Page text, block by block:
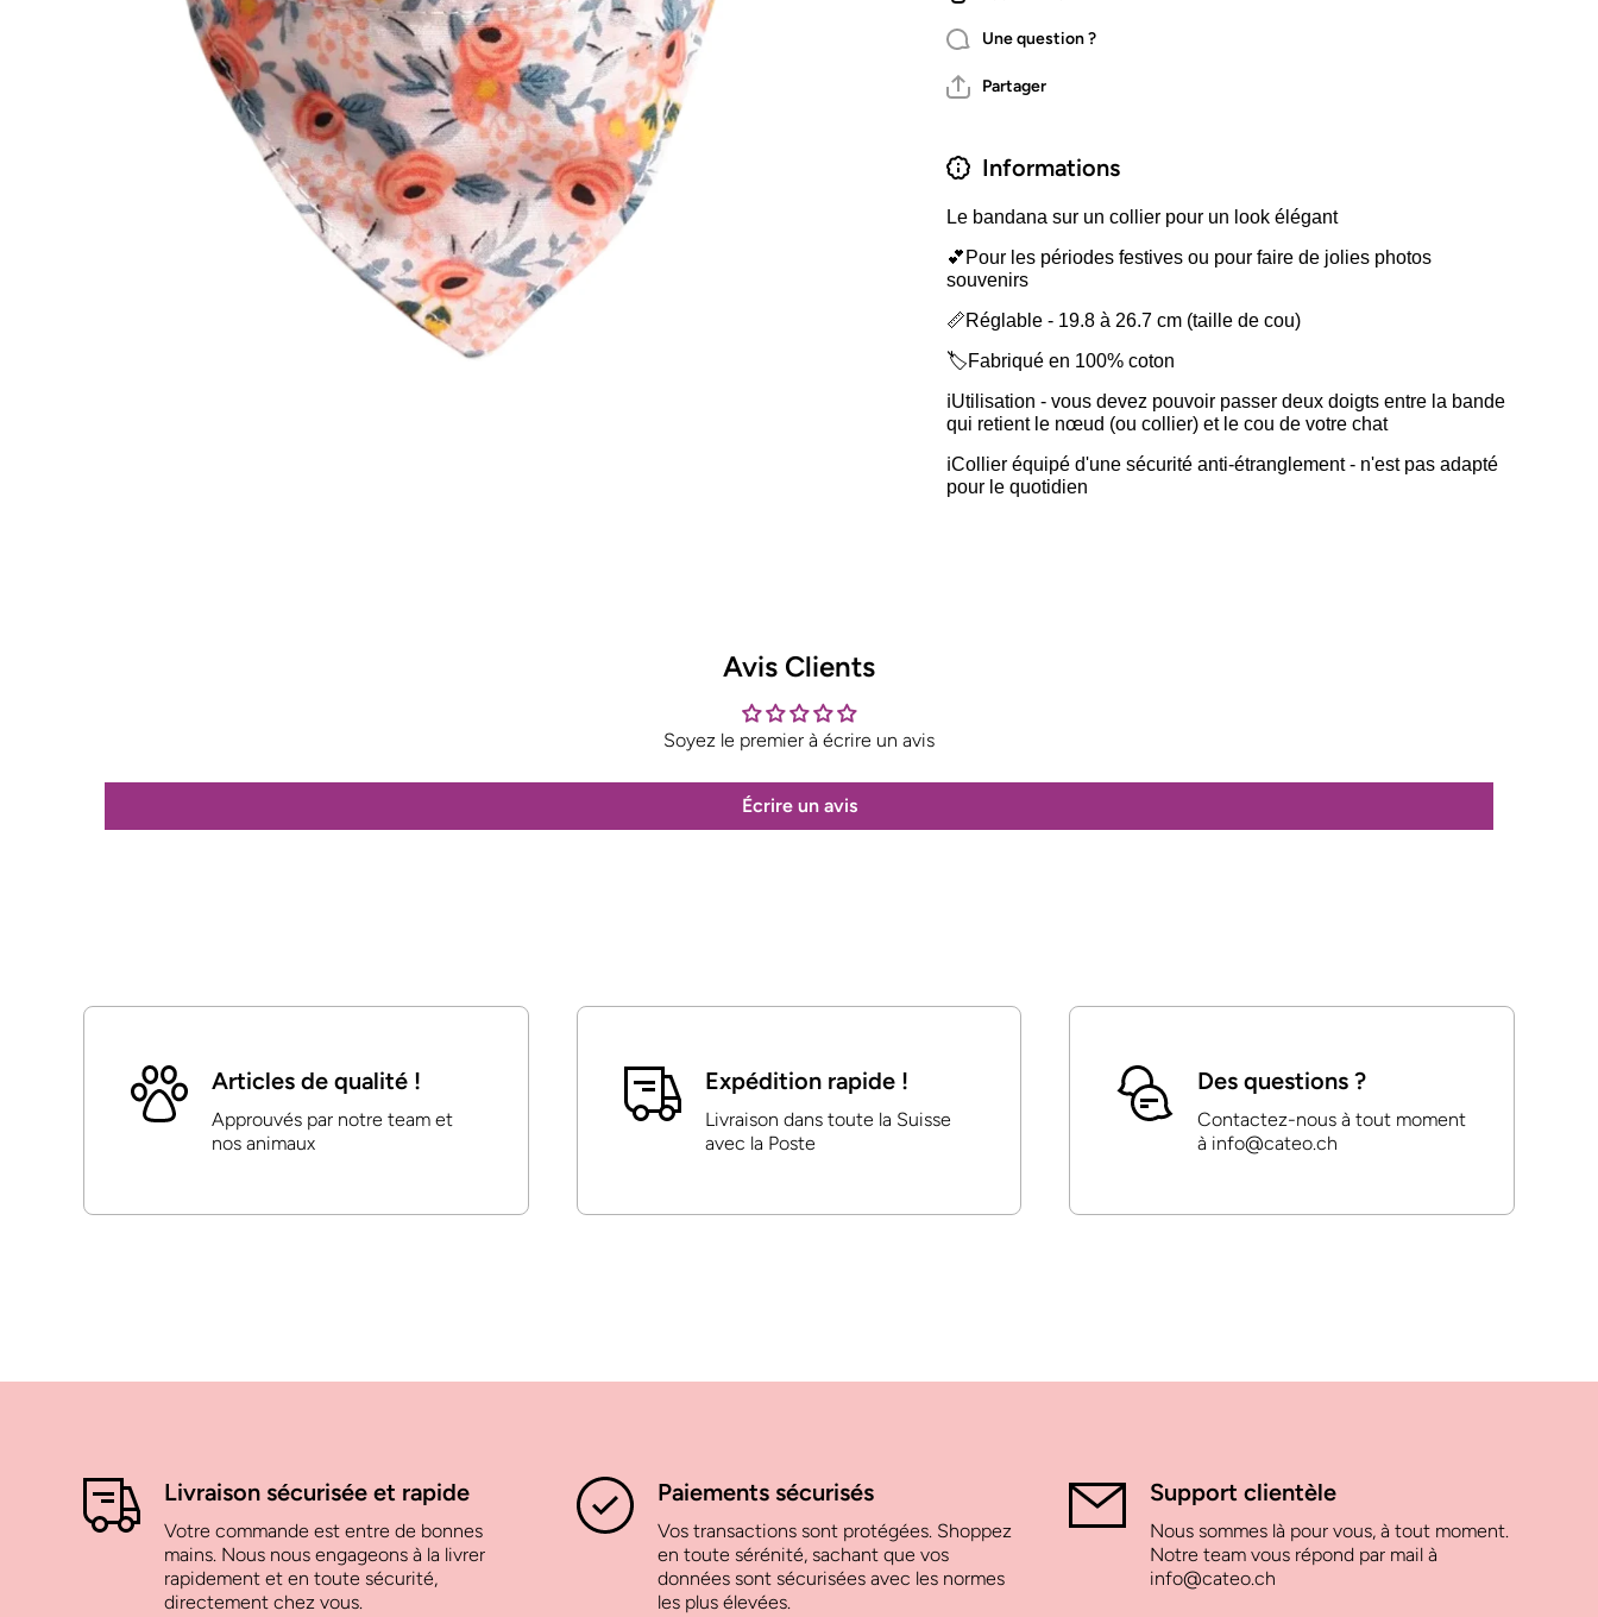
orange
Une question ?
Partager
Informations
Le bandana sur un collier pour un look élégant
💕Pour les périodes festives ou pour faire de jolies photos
souvenirs
📏Réglable - 19.8 à 26.7 cm (taille de cou)
🏷️Fabriqué en 100% coton
ℹ️Utilisation - vous devez pouvoir passer deux doigts entre la bande
qui retient le nœud (ou collier) et le cou de votre chat
ℹ️Collier équipé d'une sécurité anti-étranglement - n'est pas adapté
pour le quotidien
Avis Clients
Soyez le premier à écrire un avis
Écrire un avis
Articles de qualité !
Approuvés par notre team et
nos animaux
Expédition rapide !
Livraison dans toute la Suisse
avec la Poste
Des questions ?
Contactez-nous à tout moment
à info@cateo.ch
Livraison sécurisée et rapide
Votre commande est entre de bonnes
mains. Nous nous engageons à la livrer
rapidement et en toute sécurité,
directement chez vous.
Paiements sécurisés
Vos transactions sont protégées. Shoppez
en toute sérénité, sachant que vos
données sont sécurisées avec les normes
les plus élevées.
Support clientèle
Nous sommes là pour vous, à tout moment.
Notre team vous répond par mail à
info@cateo.ch